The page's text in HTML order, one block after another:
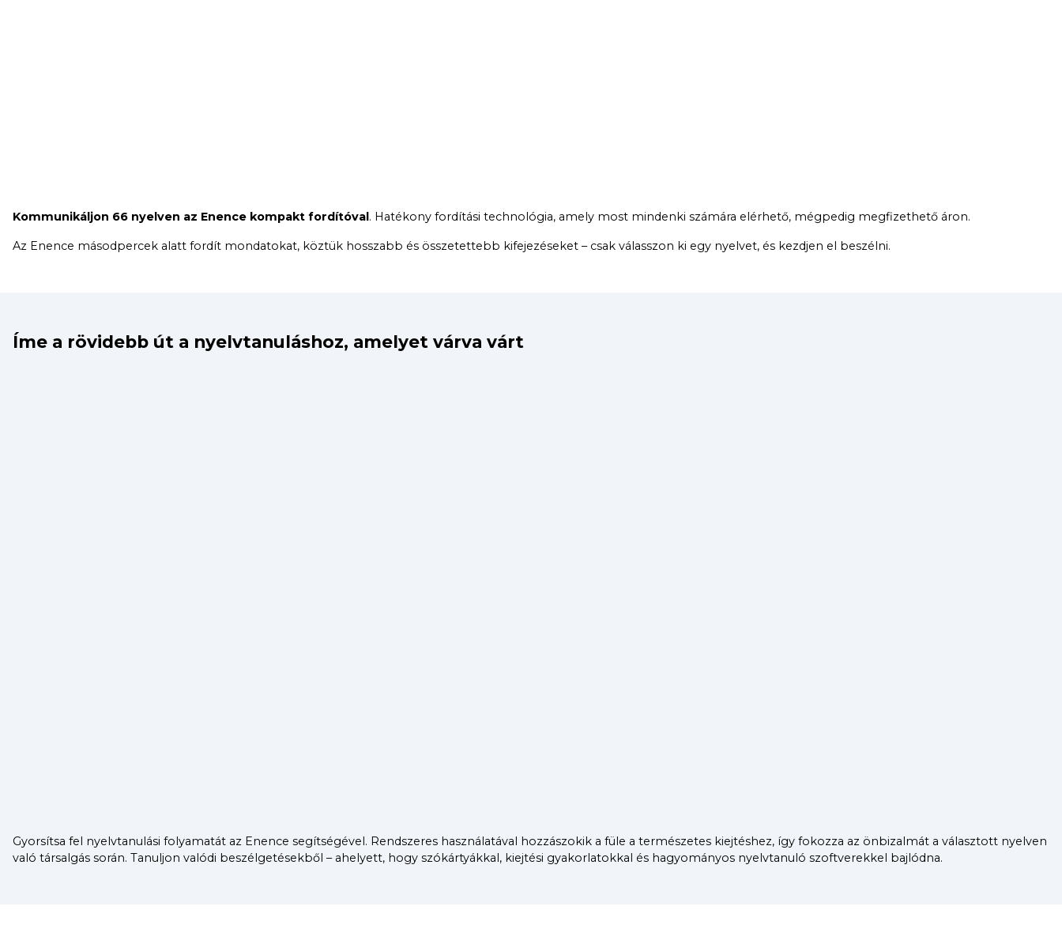
Kommunikáljon 66 nyelven az Enence kompakt fordítóval. Hatékony fordítási technológia, amely most mindenki számára elérhető, mégpedig megfizethető áron.
Az Enence másodpercek alatt fordít mondatokat, köztük hosszabb és összetettebb kifejezéseket – csak válasszon ki egy nyelvet, és kezdjen el beszélni.
Íme a rövidebb út a nyelvtanuláshoz, amelyet várva várt
Gyorsítsa fel nyelvtanulási folyamatát az Enence segítségével. Rendszeres használatával hozzászokik a füle a természetes kiejtéshez, így fokozza az önbizalmát a választott nyelven
való társalgás során. Tanuljon valódi beszélgetésekből – ahelyett, hogy szókártyákkal, kiejtési gyakorlatokkal és hagyományos nyelvtanuló szoftverekkel bajlódna.